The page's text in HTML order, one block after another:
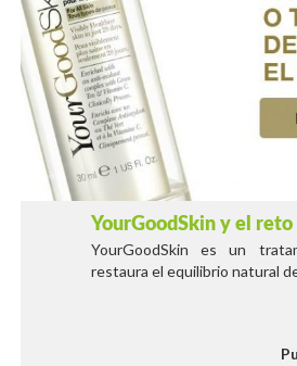
YourGoodSkin y el reto
YourGoodSkin es un
restaura el equilibrio natural